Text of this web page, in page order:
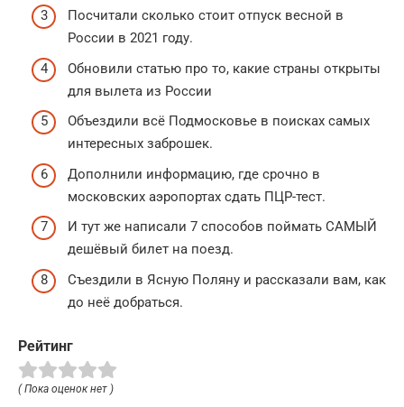
Посчитали сколько стоит отпуск весной в
России в 2021 году.
Обновили статью про то, какие страны открыты
для вылета из России
Объездили всё Подмосковье в поисках самых
интересных заброшек.
Дополнили информацию, где срочно в
московских аэропортах сдать ПЦР-тест.
И тут же написали 7 способов поймать САМЫЙ
дешёвый билет на поезд.
Съездили в Ясную Поляну и рассказали вам, как
до неё добраться.
Рейтинг
( Пока оценок нет )